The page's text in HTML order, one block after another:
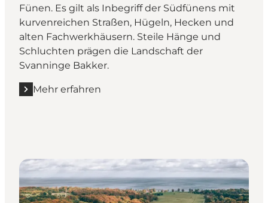
Fünen. Es gilt als Inbegriff der Südfünens mit
kurvenreichen Straßen, Hügeln, Hecken und
alten Fachwerkhäusern. Steile Hänge und
Schluchten prägen die Landschaft der
Svanninge Bakker.
Mehr erfahren
Mehr erfahren "Svanninge Bakker"